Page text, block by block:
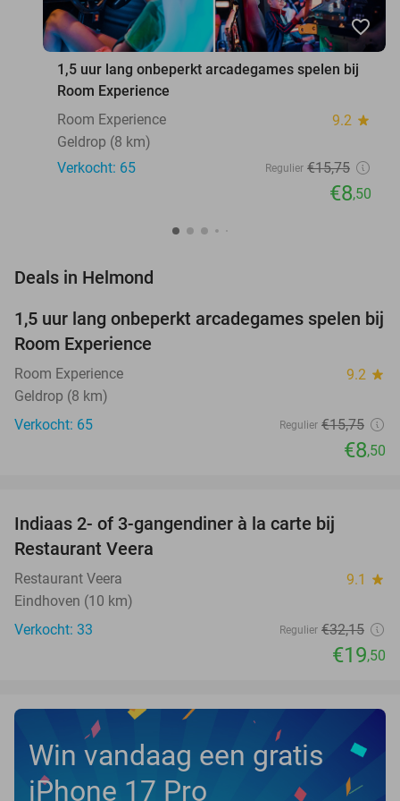
favorite_border
1,5 uur lang onbeperkt arcadegames spelen bij
Room Experience
Room Experience
9.2 star
Geldrop (8 km)
Verkocht: 65
Regulier €15,75
€8,50
Deals in Helmond
46%
TODAY
1,5 uur lang onbeperkt arcadegames spelen bij
Room Experience
Room Experience 9.2 star
Geldrop (8 km)
Verkocht: 65
Regulier €15,75
€8,50
TODAY
Indiaas 2- of 3-gangendiner à la carte bij
Restaurant Veera
Restaurant Veera 9.1 star
Eindhoven (10 km)
Verkocht: 33
Regulier €32,15
€19,50
Win vandaag een gratis
iPhone 17 Pro